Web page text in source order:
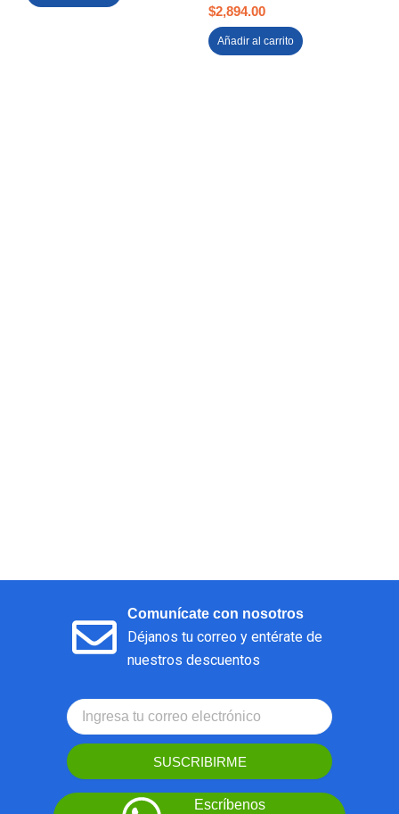
$2,894.00
Añadir al carrito
Comunícate con nosotros
Déjanos tu correo y entérate de
nuestros descuentos
SUSCRIBIRME
Escríbenos